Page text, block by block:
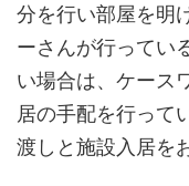
分を行い部屋を明
ーさんが行ってい
い場合は、ケース
居の手配を行って
渡しと施設入居を